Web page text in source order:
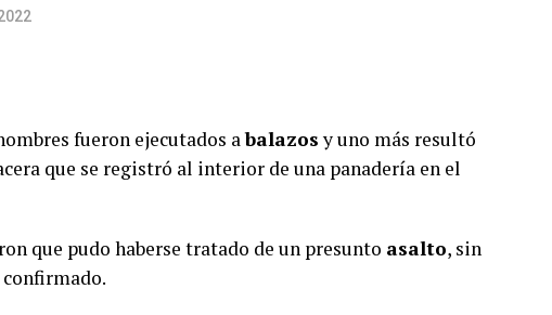
fueron ejecutados abalazosy uno más resultó
que se registró al interior de una panadería en el
que pudo haberse tratado de un presunto asalto, sin